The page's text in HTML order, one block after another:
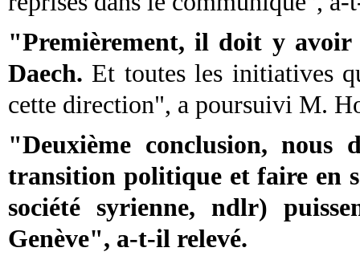
"Premièrement, il doit y
Daech. Et toutes les initiatives
cette direction", a poursuivi M.
"Deuxième conclusion, nous
transition politique et faire en
société syrienne, ndlr)
Genève", a-t-il relevé.